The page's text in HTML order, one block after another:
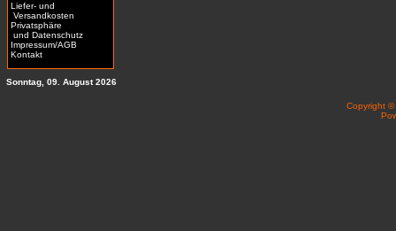
Liefer- und
Versandkosten
Privatsphäre
und Datenschutz
Impressum/AGB
Kontakt
Sonntag, 09. August 2026
Copyright